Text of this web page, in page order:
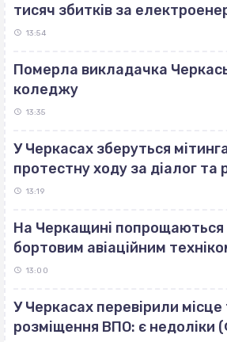
тисяч збитків за
13:54
Померла викладачка
коледжу
13:35
У Черкасах зберуться
протестну ходу за діалог та
13:19
На Черкащині попрощаються
бортовим авіаційним
13:00
У Черкасах перевірили
розміщення ВПО: є недоліки